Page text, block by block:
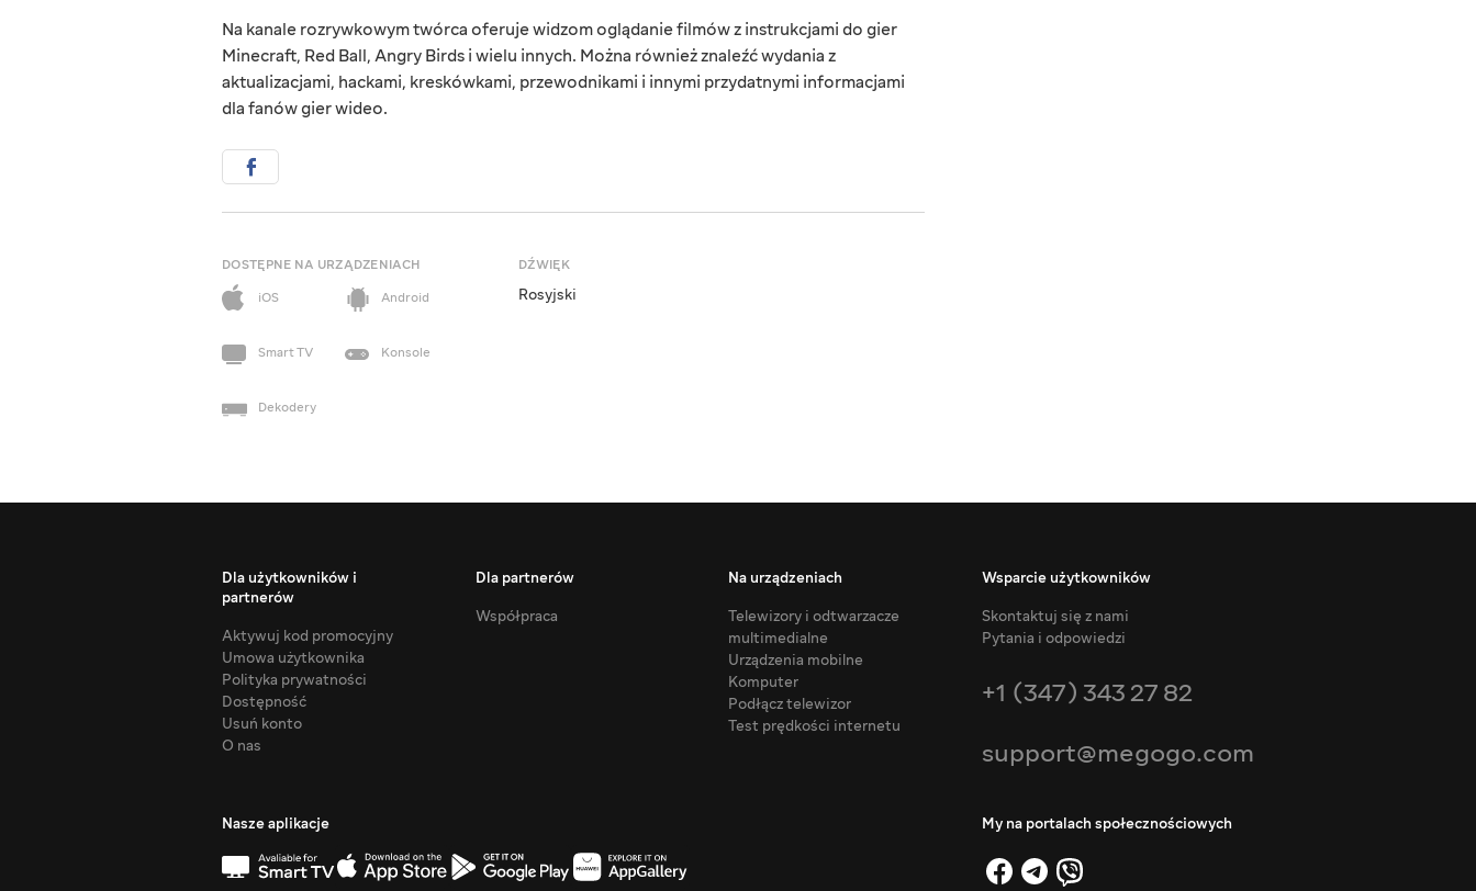
Na kanale rozrywkowym twórca oferuje widzom oglądanie filmów z instrukcjami do gier
Minecraft, Red Ball, Angry Birds i wielu innych. Można również znaleźć wydania z
aktualizacjami, hackami, kreskówkami, przewodnikami i innymi przydatnymi informacjami
dla fanów gier wideo.
DOSTĘPNE NA URZĄDZENIACH
iOS
Android
Smart TV Konsole
Dekodery
DŹWIĘK
Rosyjski
Dla użytkowników i
partnerów
Aktywuj kod promocyjny
Umowa użytkownika
Polityka prywatności
Dostępność
Usuń konto
O nas
Dla partnerów
Współpraca
Na urządzeniach
Telewizory i odtwarzacze
multimedialne
Urządzenia mobilne
Komputer
Podłącz telewizor
Test prędkości internetu
Wsparcie użytkowników
Skontaktuj się z nami
Pytania i odpowiedzi
+1 (347) 343 27 82
support@megogo.com
Nasze aplikacje My na portalach społecznościowych